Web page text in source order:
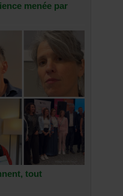
menée par
tout